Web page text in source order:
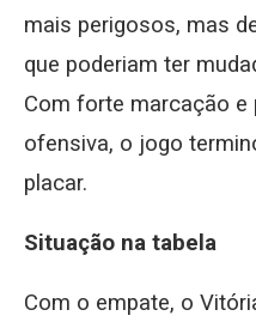
mais perigosos, mas
que poderiam ter
Com forte marcação e
ofensiva, o jogo
placar.
Situação na tabela
Com o empate, o